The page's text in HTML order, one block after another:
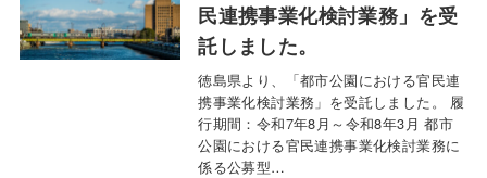
民連携事業化検討業務」を受
託しました。
徳島県より、「都市公園における官民連
携事業化検討業務」を受託しました。 履
行期間：令和7年8月～令和8年3月 都市
公園における官民連携事業化検討業務に
係る公募型…